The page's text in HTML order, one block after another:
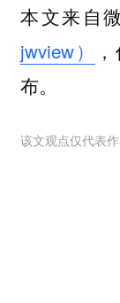
本文来自
jwview）
布。
该文观点仅代表